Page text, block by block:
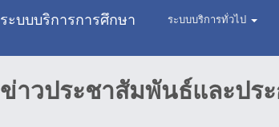
ระบบบริการการศึกษา ระบบบริการทั่วไป
ข่าวประชาสัมพันธ์และปร